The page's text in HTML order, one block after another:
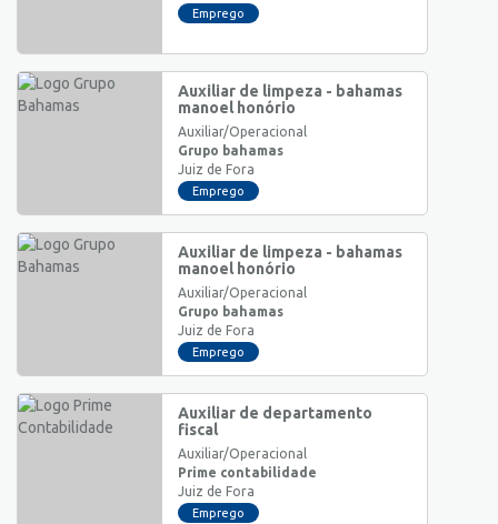
Emprego
Auxiliar de limpeza - bahamas
manoel honório
Auxiliar/Operacional
Grupo bahamas
Juiz de Fora
Emprego
Auxiliar de limpeza - bahamas
manoel honório
Auxiliar/Operacional
Grupo bahamas
Juiz de Fora
Emprego
Auxiliar de departamento
fiscal
Auxiliar/Operacional
Prime contabilidade
Juiz de Fora
Emprego